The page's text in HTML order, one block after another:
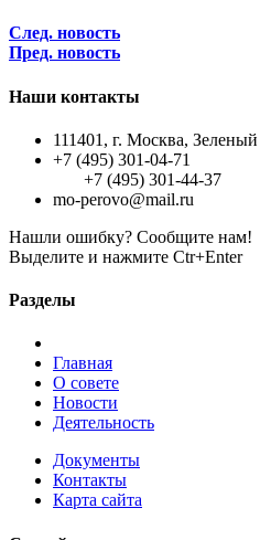
След. новость
Пред. новость
Наши контакты
111401, г. Москва,
+7 (495) 301-04-71
+7 (495) 301-44-37
mo-perovo@mail.ru
Нашли ошибку? Сообщите нам!
Выделите и нажмите Ctr+Enter
Разделы
Главная
О совете
Новости
Деятельность
Документы
Контакты
Карта сайта